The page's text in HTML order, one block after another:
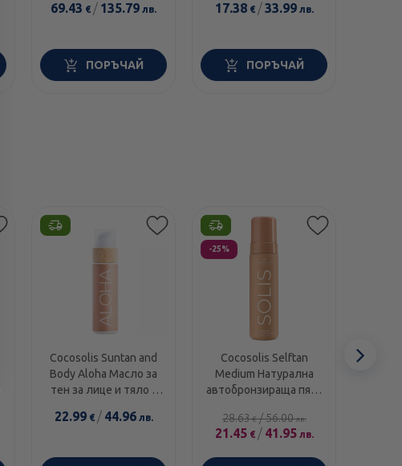
69.43 € / 135.79 лв.
ПОРЪЧАЙ
17.38€ /33.99лв.
ПОРЪЧАЙ
Cocosolis Suntan and
Body Aloha Масло за
тен за лице и тяло с
x110мл
22.99€ / 44.96лв.
Етикети
-25%
Cocosolis Selftan
Medium Натурална
автобронзираща пяна
нюанс х200 мл
28.63€ /56.00лв.
21.45€ / 41.95лв.